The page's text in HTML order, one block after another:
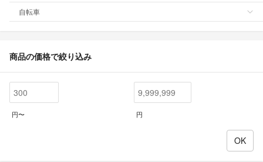
自転車
商品の価格で絞り込み
円〜 円